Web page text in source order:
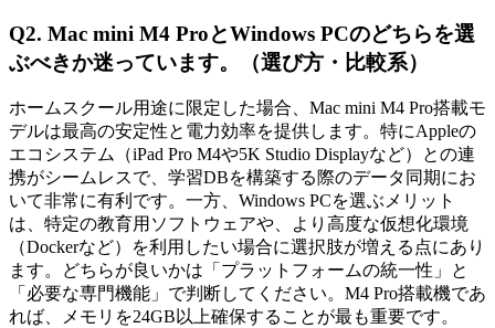
Q2. Mac mini M4 ProとWindows PCのどちらを選
ぶべきか迷っています。（選び方・比較系）
ホームスクール用途に限定した場合、Mac mini M4 Pro搭載モ
デルは最高の安定性と電力効率を提供します。特にAppleの
エコシステム（iPad Pro M4や5K Studio Displayなど）との連
携がシームレスで、学習DBを構築する際のデータ同期にお
いて非常に有利です。一方、Windows PCを選ぶメリット
は、特定の教育用ソフトウェアや、より高度な仮想化環境
（Dockerなど）を利用したい場合に選択肢が増える点にあり
ます。どちらが良いかは「プラットフォームの統一性」と
「必要な専門機能」で判断してください。M4 Pro搭載機であ
れば、メモリを24GB以上確保することが最も重要です。